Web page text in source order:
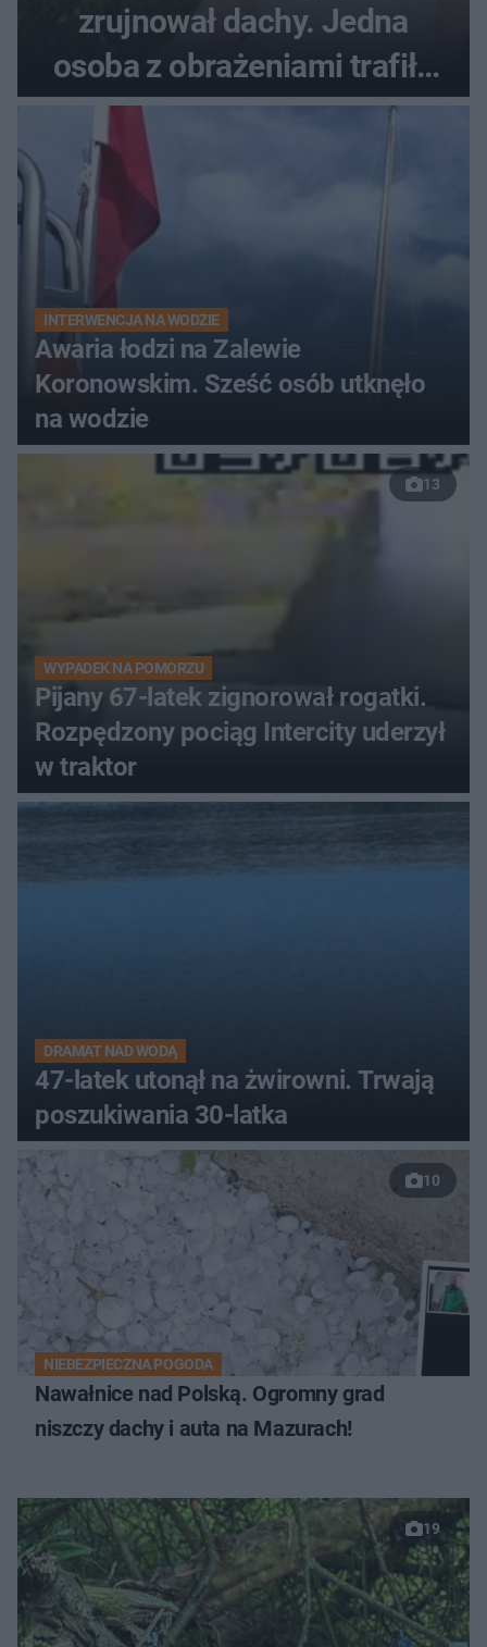
zrujnował dachy. Jedna
osoba z obrażeniami trafiła
do szpitala
INTERWENCJA NA WODZIE
Awaria łodzi na Zalewie
Koronowskim. Sześć osób utknęło
na wodzie
13
WYPADEK NA POMORZU
Pijany 67-latek zignorował rogatki.
Rozpędzony pociąg Intercity uderzył
w traktor
DRAMAT NAD WODĄ
47-latek utonął na żwirowni. Trwają
poszukiwania 30-latka
10
NIEBEZPIECZNA POGODA
Nawałnice nad Polską. Ogromny grad
niszczy dachy i auta na Mazurach!
19